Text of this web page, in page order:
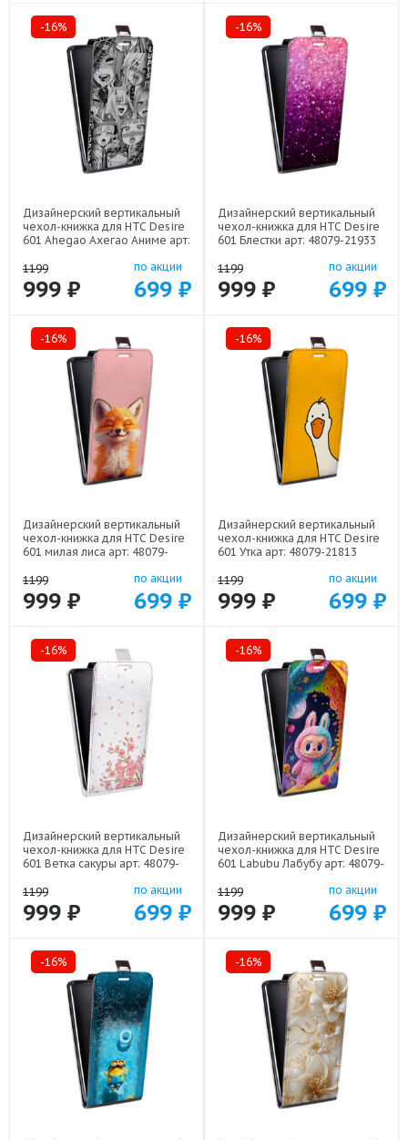
-16%
Дизайнерский вертикальный
чехол-книжка для HTC Desire
601 Ahegao Ахегао Аниме арт:
1199
999 ₽
по акции
699 ₽
-16%
Дизайнерский вертикальный
чехол-книжка для HTC Desire
601 Блестки арт: 48079-21933
1199
999 ₽
по акции
699 ₽
-16%
Дизайнерский вертикальный
чехол-книжка для HTC Desire
601 милая лиса арт: 48079-
1199
999 ₽
по акции
699 ₽
-16%
Дизайнерский вертикальный
чехол-книжка для HTC Desire
601 Утка арт: 48079-21813
1199
999 ₽
по акции
699 ₽
-16%
Дизайнерский вертикальный
чехол-книжка для HTC Desire
601 Ветка сакуры арт: 48079-
1199
999 ₽
по акции
699 ₽
-16%
Дизайнерский вертикальный
чехол-книжка для HTC Desire
601 Labubu Лабубу арт: 48079-
1199
999 ₽
по акции
699 ₽
-16% -16%